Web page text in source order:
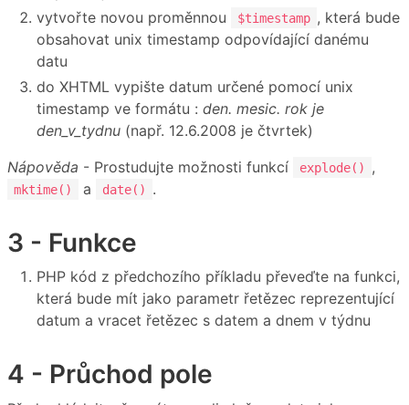
vytvořte novou proměnnou
$timestamp , která bude
obsahovat unix timestamp odpovídající danému
datu
do XHTML vypište datum určené pomocí unix
timestamp ve formátu : den. mesic. rok je
den_v_tydnu (např. 12.6.2008 je čtvrtek)
Nápověda - Prostudujte možnosti funkcí explode() ,
mktime() a date() .
3 - Funkce
PHP kód z předchozího příkladu převeďte na funkci,
která bude mít jako parametr řetězec reprezentující
datum a vracet řetězec s datem a dnem v týdnu
4 - Průchod pole